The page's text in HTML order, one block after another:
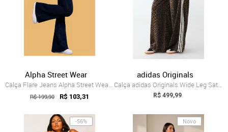
Alpha Street Wear
Calça Flare Jeans Alpha Street Wear Esti...
R$ 199,90 R$ 103,31
adidas Originals
Calça adidas Originals Wide Leg Satin An...
R$ 499,99
-56% Novo